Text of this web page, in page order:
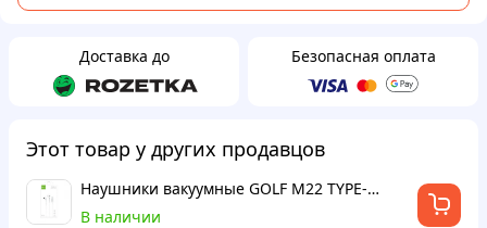
Доставка до Безопасная оплата
Этот товар у других продавцов
Наушники вакуумные GOLF M22 TYPE-C (дропшиппинг)
В наличии